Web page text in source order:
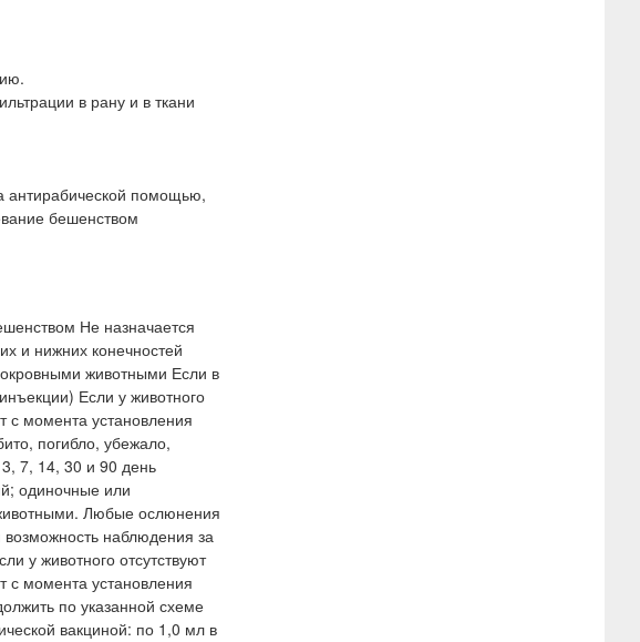
в рану и в ткани
антирабической помощью,
бешенством
Не назначается
и нижних конечностей
животными Если в
Если у животного
с момента установления
погибло, убежало,
7, 14, 30 и 90 день
одиночные или
Любые ослюнения
наблюдения за
у животного отсутствуют
с момента установления
по указанной схеме
вакциной: по 1,0 мл в